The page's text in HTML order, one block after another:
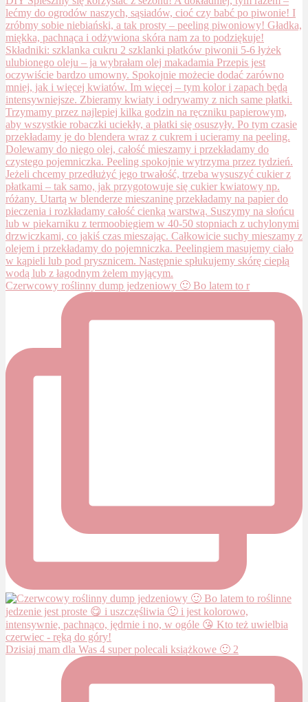
Czerwcowy roślinny dump jedzeniowy 🙂 Bo latem to r
Dzisiaj mam dla Was 4 super polecali książkowe 🙂 2